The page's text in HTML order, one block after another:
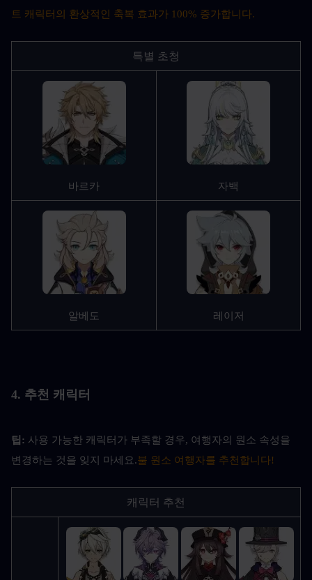
트 캐릭터의 환상적인 축복 효과가 100% 증가합니다.
특별 초청
바르카 자백
알베도 레이저
4. 추천 캐릭터
팁: 사용 가능한 캐릭터가 부족할 경우, 여행자의 원소 속성을
변경하는 것을 잊지 마세요.불 원소 여행자를 추천합니다!
캐릭터 추천